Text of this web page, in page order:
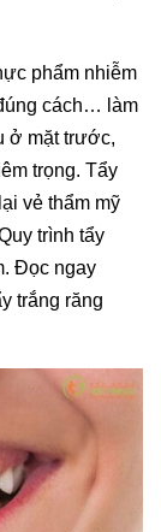
phẩm nhiễm
cách… làm
ở mặt trước,
trọng. Tẩy
vẻ thẩm mỹ
trình tẩy
Đọc ngay
trắng răng